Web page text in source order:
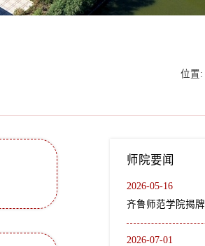
位置:
师院要闻
2026-05-16
2026-07-01